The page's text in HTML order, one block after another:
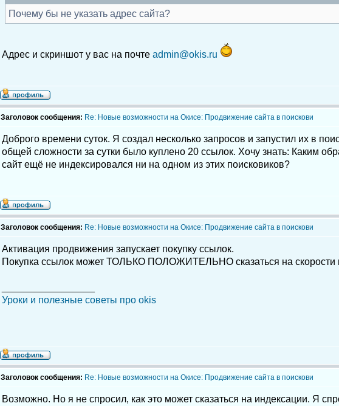
Почему бы не указать адрес сайта?
Адрес и скриншот у вас на почте admin@okis.ru
Заголовок сообщения: Re: Новые возможности на Окисе: Продвижение сайта в поискови
Доброго времени суток. Я создал несколько запросов и запустил их в
общей сложности за сутки было куплено 20 ссылок. Хочу знать: Каким
сайт ещё не индексировался ни на одном из этих поисковиков?
Заголовок сообщения: Re: Новые возможности на Окисе: Продвижение сайта в поискови
Активация продвижения запускает покупку ссылок.
Покупка ссылок может ТОЛЬКО ПОЛОЖИТЕЛЬНО сказаться на скорости
Уроки и полезные советы про okis
Заголовок сообщения: Re: Новые возможности на Окисе: Продвижение сайта в поискови
Возможно. Но я не спросил, как это может сказаться на индексации. Я